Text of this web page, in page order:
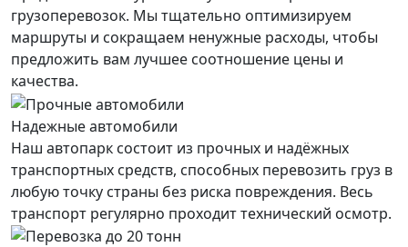
грузоперевозок. Мы тщательно оптимизируем
маршруты и сокращаем ненужные расходы, чтобы
предложить вам лучшее соотношение цены и
качества.
Надежные автомобили
Наш автопарк состоит из прочных и надёжных
транспортных средств, способных перевозить груз в
любую точку страны без риска повреждения. Весь
транспорт регулярно проходит технический осмотр.